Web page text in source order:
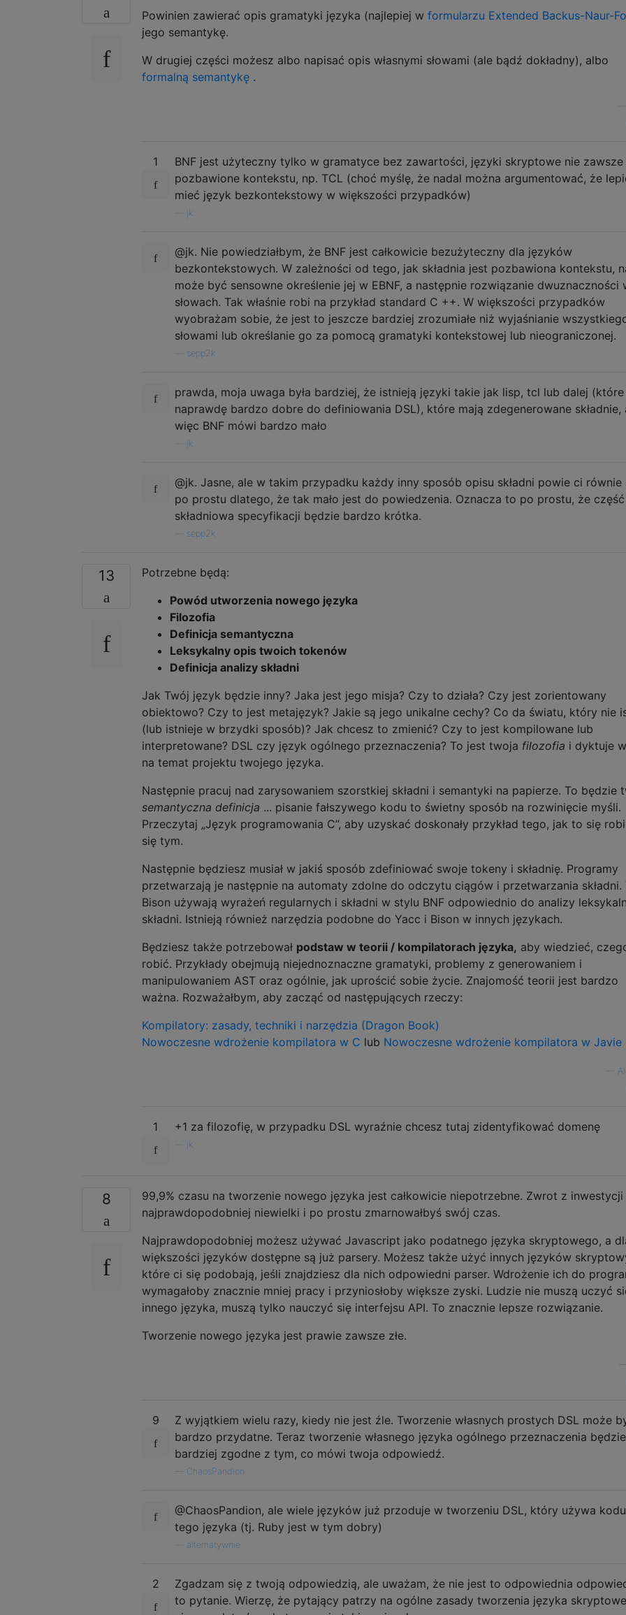
Powinien zawierać opis gramatyki języka (najlepiej w formularzu Extended Backus-Naur-
jego semantykę.
W drugiej części możesz albo napisać opis własnymi słowami (ale bądź dokładny), albo
formalną semantykę .
1
BNF jest użyteczny tylko w gramatyce bez zawartości, języki skryptowe nie zawsze
pozbawione kontekstu, np. TCL (choć myślę, że nadal można argumentować, że
mieć język bezkontekstowy w większości przypadków)
jk.
@jk. Nie powiedziałbym, że BNF jest całkowicie bezużyteczny dla języków
bezkontekstowych. W zależności od tego, jak składnia jest pozbawiona kontekstu,
może być sensowne określenie jej w EBNF, a następnie rozwiązanie dwuznaczności
słowach. Tak właśnie robi na przykład standard C ++. W większości przypadków
wyobrażam sobie, że jest to jeszcze bardziej zrozumiałe niż wyjaśnianie
słowami lub określanie go za pomocą gramatyki kontekstowej lub nieograniczonej.
sepp2k
prawda, moja uwaga była bardziej, że istnieją języki takie jak lisp, tcl lub dalej (które
naprawdę bardzo dobre do definiowania DSL), które mają zdegenerowane składnie,
więc BNF mówi bardzo mało
jk.
@jk. Jasne, ale w takim przypadku każdy inny sposób opisu składni powie ci równie
po prostu dlatego, że tak mało jest do powiedzenia. Oznacza to po prostu, że część
składniowa specyfikacji będzie bardzo krótka.
sepp2k
13
Potrzebne będą:
Powód utworzenia nowego języka
Filozofia
Definicja semantyczna
Leksykalny opis twoich tokenów
Definicja analizy składni
Jak Twój język będzie inny? Jaka jest jego misja? Czy to działa? Czy jest zorientowany
obiektowo? Czy to jest metajęzyk? Jakie są jego unikalne cechy? Co da światu, który nie
(lub istnieje w brzydki sposób)? Jak chcesz to zmienić? Czy to jest kompilowane lub
interpretowane? DSL czy język ogólnego przeznaczenia? To jest twoja filozofia i dyktuje
na temat projektu twojego języka.
Następnie pracuj nad zarysowaniem szorstkiej składni i semantyki na papierze. To będzie
semantyczna definicja ... pisanie fałszywego kodu to świetny sposób na rozwinięcie myśli.
Przeczytaj „Język programowania C”, aby uzyskać doskonały przykład tego, jak to się
się tym.
Następnie będziesz musiał w jakiś sposób zdefiniować swoje tokeny i składnię. Programy
przetwarzają je następnie na automaty zdolne do odczytu ciągów i przetwarzania składni.
Bison używają wyrażeń regularnych i składni w stylu BNF odpowiednio do analizy
składni. Istnieją również narzędzia podobne do Yacc i Bison w innych językach.
Będziesz także potrzebował podstaw w teorii / kompilatorach języka, aby wiedzieć,
robić. Przykłady obejmują niejednoznaczne gramatyki, problemy z generowaniem i
manipulowaniem AST oraz ogólnie, jak uprościć sobie życie. Znajomość teorii jest bardzo
ważna. Rozważałbym, aby zacząć od następujących rzeczy:
Kompilatory: zasady, techniki i narzędzia (Dragon Book)
Nowoczesne wdrożenie kompilatora w C lub Nowoczesne wdrożenie kompilatora w Javie
1 +1 za filozofię, w przypadku DSL wyraźnie chcesz tutaj zidentyfikować domenę
jk.
8
99,9% czasu na tworzenie nowego języka jest całkowicie niepotrzebne. Zwrot z inwestycji
najprawdopodobniej niewielki i po prostu zmarnowałbyś swój czas.
Najprawdopodobniej możesz używać Javascript jako podatnego języka skryptowego, a
większości języków dostępne są już parsery. Możesz także użyć innych języków
które ci się podobają, jeśli znajdziesz dla nich odpowiedni parser. Wdrożenie ich do
wymagałoby znacznie mniej pracy i przyniosłoby większe zyski. Ludzie nie muszą uczyć
innego języka, muszą tylko nauczyć się interfejsu API. To znacznie lepsze rozwiązanie.
Tworzenie nowego języka jest prawie zawsze złe.
9
Z wyjątkiem wielu razy, kiedy nie jest źle. Tworzenie własnych prostych DSL może
bardzo przydatne. Teraz tworzenie własnego języka ogólnego przeznaczenia będzie
bardziej zgodne z tym, co mówi twoja odpowiedź.
ChaosPandion
@ChaosPandion, ale wiele języków już przoduje w tworzeniu DSL, który używa
tego języka (tj. Ruby jest w tym dobry)
alternatywnie
2
Zgadzam się z twoją odpowiedzią, ale uważam, że nie jest to odpowiednia
to pytanie. Wierzę, że pytający patrzy na ogólne zasady tworzenia języka